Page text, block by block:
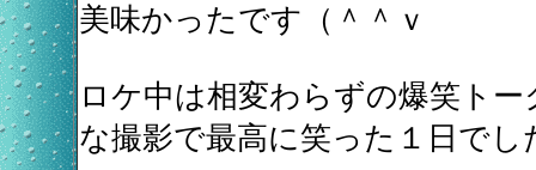
美味かったです（＾＾ｖ
ロケ中は相変わらずの爆笑ト
な撮影で最高に笑った１日でし